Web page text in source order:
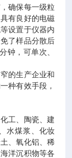
确保每一级粒
有良好的电磁
设置于仪器内
了样品分散后
钟，可单次、
的生产企业和
种有效手段，
工、陶瓷、建
水煤浆、化妆
、氧化铝、稀
洋沉积物等各